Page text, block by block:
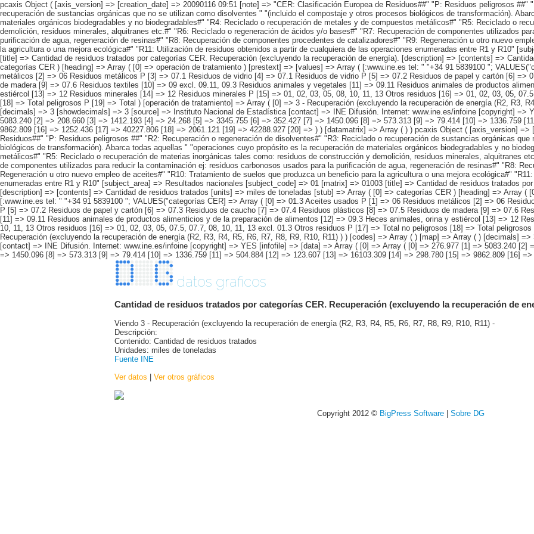
pcaxis Object ( [axis_version] => [creation_date] => 20090116 09:51 [note] => "CER: Clasificación Europea de Residuos##" "P: Residuos peligrosos ##"
recuperación de sustancias orgánicas que no se utilizan como disolventes " "(incluido el compostaje y otros procesos biológicos de transformación).
materiales orgánicos biodegradables y no biodegradables#" "R4: Reciclado o recuperación de metales y de compuestos metálicos#" "R5: Reciclado o
demolición, residuos minerales, alquitranes etc.#" "R6: Reciclado o regeneración de ácidos y/o bases#" "R7: Recuperación de componentes utilizados
purificación de agua, regeneración de resinas#" "R8: Recuperación de componentes procedentes de catalizadores#" "R9: Regeneración u otro nuevo
la agricultura o una mejora ecológica#" "R11: Utilización de residuos obtenidos a partir de cualquiera de las operaciones enumeradas entre R1 y R10"
[title] => Cantidad de residuos tratados por categorías CER. Recuperación (excluyendo la recuperación de energía). [description] => [contents] =>
categorías CER ) [heading] => Array ( [0] => operación de tratamiento ) [prestext] => [values] => Array ( [:www.ine.es tel: " "+34 91 5839100 ";
metálicos [2] => 06 Residuos metálicos P [3] => 07.1 Residuos de vidrio [4] => 07.1 Residuos de vidrio P [5] => 07.2 Residuos de papel y cartón [6] =>
de madera [9] => 07.6 Residuos textiles [10] => 09 excl. 09.11, 09.3 Residuos animales y vegetales [11] => 09.11 Residuos animales de productos
estiércol [13] => 12 Residuos minerales [14] => 12 Residuos minerales P [15] => 01, 02, 03, 05, 08, 10, 11, 13 Otros residuos [16] => 01, 02, 03, 05,
[18] => Total peligrosos P [19] => Total ) [operación de tratamiento] => Array ( [0] => 3 - Recuperación (excluyendo la recuperación de energía (R2, R3,
[decimals] => 3 [showdecimals] => 3 [source] => Instituto Nacional de Estadística [contact] => INE Difusión. Internet: www.ine.es/infoine [copyright]
5083.240 [2] => 208.660 [3] => 1412.193 [4] => 24.268 [5] => 3345.755 [6] => 352.427 [7] => 1450.096 [8] => 573.313 [9] => 79.414 [10] => 1336.759
9862.809 [16] => 1252.436 [17] => 40227.806 [18] => 2061.121 [19] => 42288.927 [20] => ) ) [datamatrix] => Array ( ) ) pcaxis Object ( [axis_version]
Residuos##" "P: Residuos peligrosos ##" "R2: Recuperación o regeneración de disolventes#" "R3: Reciclado o recuperación de sustancias orgánicas
biológicos de transformación). Abarca todas aquellas " "operaciones cuyo propósito es la recuperación de materiales orgánicos biodegradables y no
metálicos#" "R5: Reciclado o recuperación de materias inorgánicas tales como: residuos de construcción y demolición, residuos minerales, alquitranes
de componentes utilizados para reducir la contaminación ej: residuos carbonosos usados para la purificación de agua, regeneración de resinas#" "R8:
Regeneración u otro nuevo empleo de aceites#" "R10: Tratamiento de suelos que produzca un beneficio para la agricultura o una mejora ecológica#"
enumeradas entre R1 y R10" [subject_area] => Resultados nacionales [subject_code] => 01 [matrix] => 01003 [title] => Cantidad de residuos tratados
[description] => [contents] => Cantidad de residuos tratados [units] => miles de toneladas [stub] => Array ( [0] => categorías CER ) [heading] => Array
[:www.ine.es tel: " "+34 91 5839100 "; VALUES("categorías CER] => Array ( [0] => 01.3 Aceites usados P [1] => 06 Residuos metálicos [2] => 06
P [5] => 07.2 Residuos de papel y cartón [6] => 07.3 Residuos de caucho [7] => 07.4 Residuos plásticos [8] => 07.5 Residuos de madera [9] => 07.6
[11] => 09.11 Residuos animales de productos alimenticios y de la preparación de alimentos [12] => 09.3 Heces animales, orina y estiércol [13] => 12
10, 11, 13 Otros residuos [16] => 01, 02, 03, 05, 07.5, 07.7, 08, 10, 11, 13 excl. 01.3 Otros residuos P [17] => Total no peligrosos [18] => Total
Recuperación (excluyendo la recuperación de energía (R2, R3, R4, R5, R6, R7, R8, R9, R10, R11) ) ) [codes] => Array ( ) [map] => Array ( ) [decimals]
[contact] => INE Difusión. Internet: www.ine.es/infoine [copyright] => YES [infofile] => [data] => Array ( [0] => Array ( [0] => 276.977 [1] => 5083.240
=> 1450.096 [8] => 573.313 [9] => 79.414 [10] => 1336.759 [11] => 504.884 [12] => 123.607 [13] => 16103.309 [14] => 298.780 [15] => 9862.809 [16]
datos graficos
Cantidad de residuos tratados por categorías CER. Recuperación (excluyendo la recuperación de
Viendo 3 - Recuperación (excluyendo la recuperación de energía (R2, R3, R4, R5, R6, R7, R8, R9, R10, R11) -
Descripción:
Contenido: Cantidad de residuos tratados
Unidades: miles de toneladas
Fuente INE
Ver datos | Ver otros gráficos
Copyright 2012 © BigPress Software| Sobre DG